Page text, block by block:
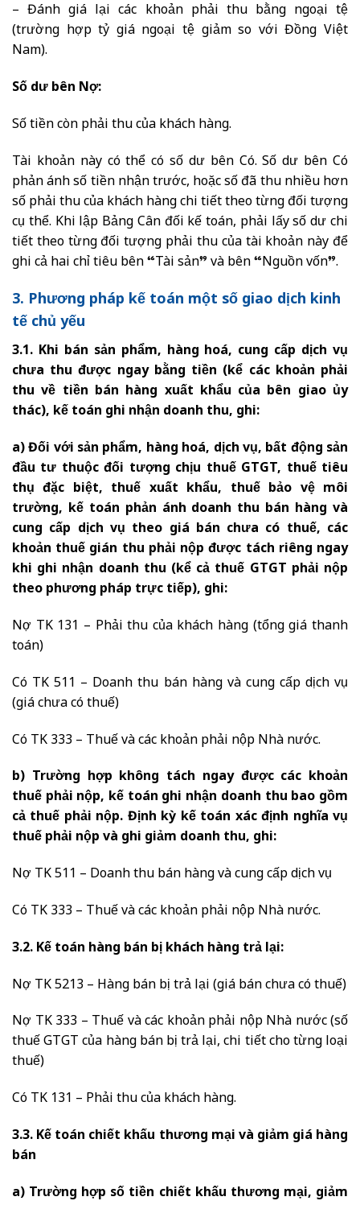
– Đánh giá lại các khoản phải thu bằng ngoại tệ
(trường hợp tỷ giá ngoại tệ giảm so với Đồng Việt
Nam).
Số dư bên Nợ:
Số tiền còn phải thu của khách hàng.
Tài khoản này có thể có số dư bên Có. Số dư bên Có
phản ánh số tiền nhận trước, hoặc số đã thu nhiều hơn
số phải thu của khách hàng chi tiết theo từng đối tượng
cụ thể. Khi lập Bảng Cân đối kế toán, phải lấy số dư chi
tiết theo từng đối tượng phải thu của tài khoản này để
ghi cả hai chỉ tiêu bên “Tài sản” và bên “Nguồn vốn”.
3. Phương pháp kế toán một số giao dịch kinh
tế chủ yếu
3.1. Khi bán sản phẩm, hàng hoá, cung cấp dịch vụ
chưa thu được ngay bằng tiền (kể các khoản phải
thu về tiền bán hàng xuất khẩu của bên giao ủy
thác), kế toán ghi nhận doanh thu, ghi:
a) Đối với sản phẩm, hàng hoá, dịch vụ, bất động sản
đầu tư thuộc đối tượng chịu thuế GTGT, thuế tiêu
thụ đặc biệt, thuế xuất khẩu, thuế bảo vệ môi
trường, kế toán phản ánh doanh thu bán hàng và
cung cấp dịch vụ theo giá bán chưa có thuế, các
khoản thuế gián thu phải nộp được tách riêng ngay
khi ghi nhận doanh thu (kể cả thuế GTGT phải nộp
theo phương pháp trực tiếp), ghi:
Nợ TK 131 – Phải thu của khách hàng (tổng giá thanh
toán)
Có TK 511 – Doanh thu bán hàng và cung cấp dịch vụ
(giá chưa có thuế)
Có TK 333 – Thuế và các khoản phải nộp Nhà nước.
b) Trường hợp không tách ngay được các khoản
thuế phải nộp, kế toán ghi nhận doanh thu bao gồm
cả thuế phải nộp. Định kỳ kế toán xác định nghĩa vụ
thuế phải nộp và ghi giảm doanh thu, ghi:
Nợ TK 511 – Doanh thu bán hàng và cung cấp dịch vụ
Có TK 333 – Thuế và các khoản phải nộp Nhà nước.
3.2. Kế toán hàng bán bị khách hàng trả lại:
Nợ TK 5213 – Hàng bán bị trả lại (giá bán chưa có thuế)
Nợ TK 333 – Thuế và các khoản phải nộp Nhà nước (số
thuế GTGT của hàng bán bị trả lại, chi tiết cho từng loại
thuế)
Có TK 131 – Phải thu của khách hàng.
3.3. Kế toán chiết khấu thương mại và giảm giá hàng
bán
a) Trường hợp số tiền chiết khấu thương mại, giảm